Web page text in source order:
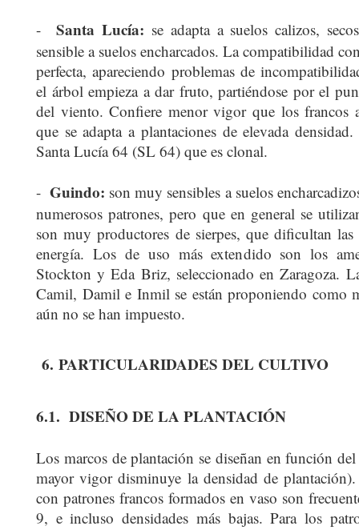
- Santa Lucía: se adapta a suelos calizos,
sensible a suelos encharcados. La compatibilidad
perfecta, apareciendo problemas de
el árbol empieza a dar fruto, partiéndose por el
del viento. Confiere menor vigor que los francos
que se adapta a plantaciones de elevada
Santa Lucía 64 (SL 64) que es clonal.
-Guindo: son muy sensibles a suelos
numerosos patrones, pero que en general se
son muy productores de sierpes, que dificultan
energía. Los de uso más extendido son los
Stockton y Eda Briz, seleccionado en Zaragoza.
Camil, Damil e Inmil se están proponiendo como
aún no se han impuesto.
6. PARTICULARIDADES DEL CULTIVO
6.1. DISEÑO DE LA PLANTACIÓN
Los marcos de plantación se diseñan en función
mayor vigor disminuye la densidad de
con patrones francos formados en vaso son
9, e incluso densidades más bajas. Para los